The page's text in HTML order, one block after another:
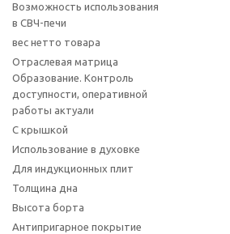
Возможность использования
в СВЧ-печи
вес нетто товара
Отраслевая матрица
Образование. Контроль
доступности, оперативной
работы актуали
С крышкой
Использование в духовке
Для индукционных плит
Толщина дна
Высота борта
Антипригарное покрытие